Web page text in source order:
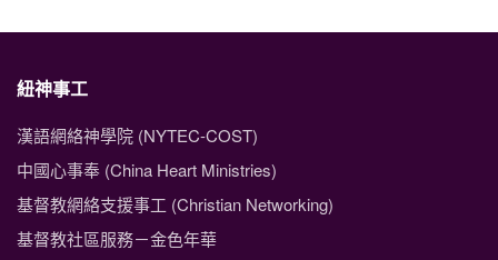
紐神事工
漢語網絡神學院 (NYTEC-COST)
中國心事奉 (China Heart Ministries)
基督教網絡支援事工 (Christian Networking)
基督教社區服務－金色年華